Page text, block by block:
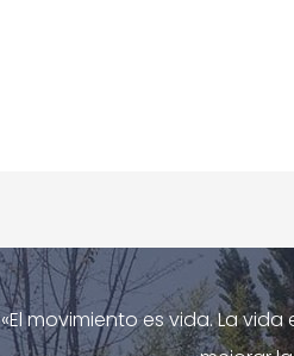
«El movimiento es vida. La